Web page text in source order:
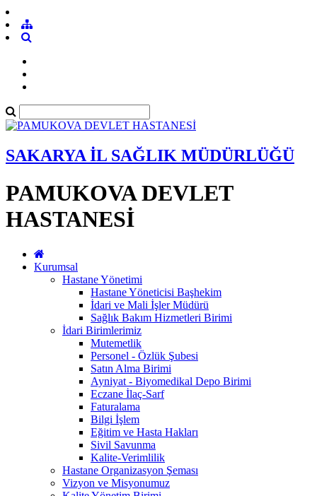
SAKARYA İL SAĞLIK MÜDÜRLÜĞÜ
PAMUKOVA DEVLET
HASTANESİ
Kurumsal
Hastane Yönetimi
Hastane Yöneticisi Başhekim
İdari ve Mali İşler Müdürü
Sağlık Bakım Hizmetleri Birimi
İdari Birimlerimiz
Mutemetlik
Personel - Özlük Şubesi
Satın Alma Birimi
Ayniyat - Biyomedikal Depo Birimi
Eczane İlaç-Sarf
Faturalama
Bilgi İşlem
Eğitim ve Hasta Hakları
Sivil Savunma
Kalite-Verimlilik
Hastane Organizasyon Şeması
Vizyon ve Misyonumuz